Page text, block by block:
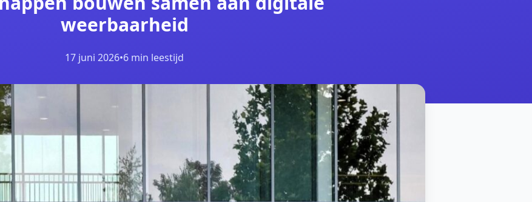
weerbaarheid
17 juni 2026•6 min leestijd